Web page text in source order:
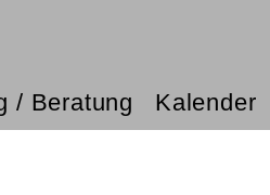
/ Beratung Kalender